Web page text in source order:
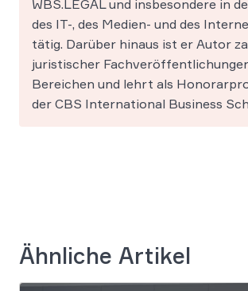
WBS.LEGAL und insbesondere in
des IT-, des Medien- und des
tätig. Darüber hinaus ist er Autor
juristischer
Bereichen und lehrt als
der CBS International Business
Ähnliche Artikel